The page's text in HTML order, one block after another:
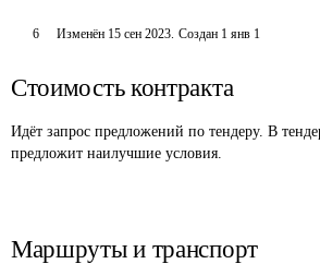
6 Изменён 15 сен 2023. Создан 1 янв 1
Стоимость контракта
Идёт запрос предложений по тендеру. В
предложит наилучшие условия.
Маршруты и транспорт